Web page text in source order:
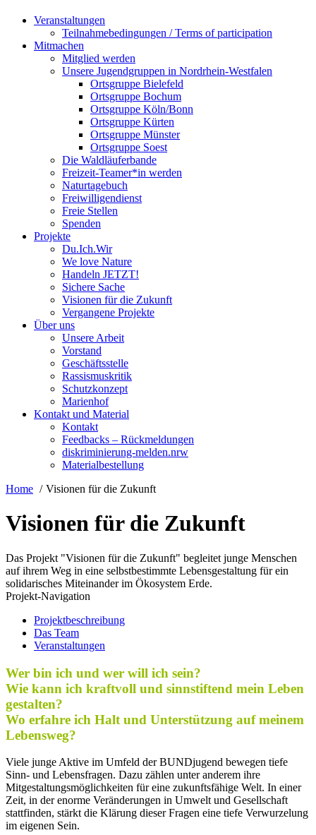
Veranstaltungen
Teilnahmebedingungen / Terms of participation
Mitmachen
Mitglied werden
Unsere Jugendgruppen in Nordrhein-Westfalen
Ortsgruppe Bielefeld
Ortsgruppe Bochum
Ortsgruppe Köln/Bonn
Ortsgruppe Kürten
Ortsgruppe Münster
Ortsgruppe Soest
Die Waldläuferbande
Freizeit-Teamer*in werden
Naturtagebuch
Freiwilligendienst
Freie Stellen
Spenden
Projekte
Du.Ich.Wir
We love Nature
Handeln JETZT!
Sichere Sache
Visionen für die Zukunft
Vergangene Projekte
Über uns
Unsere Arbeit
Vorstand
Geschäftsstelle
Rassismuskritik
Schutzkonzept
Marienhof
Kontakt und Material
Kontakt
Feedbacks – Rückmeldungen
diskriminierung-melden.nrw
Materialbestellung
Home
Visionen für die Zukunft
Visionen für die Zukunft
Das Projekt "Visionen für die Zukunft" begleitet junge Menschen
auf ihrem Weg in eine selbstbestimmte Lebensgestaltung für ein
solidarisches Miteinander im Ökosystem Erde.
Projekt-Navigation
Projektbeschreibung
Das Team
Veranstaltungen
Wer bin ich und wer will ich sein?
Wie kann ich kraftvoll und sinnstiftend mein Leben
gestalten?
Wo erfahre ich Halt und Unterstützung auf meinem
Lebensweg?
Viele junge Aktive im Umfeld der BUNDjugend bewegen tiefe
Sinn- und Lebensfragen. Dazu zählen unter anderem ihre
Mitgestaltungsmöglichkeiten für eine zukunftsfähige Welt. In einer
Zeit, in der enorme Veränderungen in Umwelt und Gesellschaft
stattfinden, stärkt die Klärung dieser Fragen eine tiefe Verwurzelung
im eigenen Sein.